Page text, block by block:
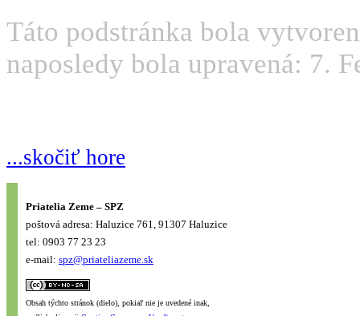
Táto podstránka bola
naposledy bola upravená: 7.
...skočiť hore
Priatelia Zeme – SPZ
poštová adresa: Haluzice 761, 91307 Haluzice
tel: 0903 77 23 23
e-mail: spz@priateliazeme.sk
Obsah týchto stránok (dielo), pokiaľ nie je uvedené inak,